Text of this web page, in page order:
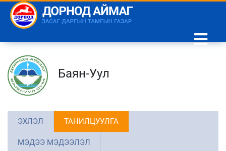
Баян-Уул
ЭХЛЭЛ ТАНИЛЦУУЛГА
МЭДЭЭ МЭДЭЭЛЭЛ